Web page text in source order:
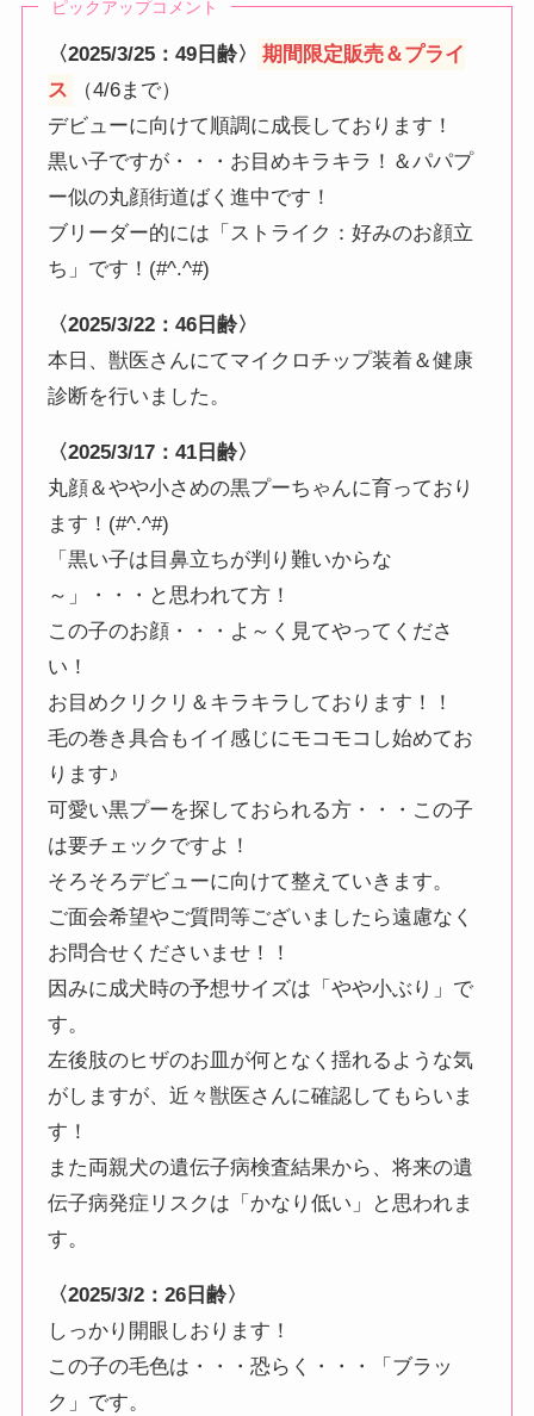
ピックアップコメント
〈2025/3/25：49日齢〉
期間限定販売＆プライ
ス
（4/6まで）
デビューに向けて順調に成長しております！
黒い子ですが・・・お目めキラキラ！＆パパプ
ー似の丸顔街道ばく進中です！
ブリーダー的には「ストライク：好みのお顔立
ち」です！(#^.^#)
〈2025/3/22：46日齢〉
本日、獣医さんにてマイクロチップ装着＆健康
診断を行いました。
〈2025/3/17：41日齢〉
丸顔＆やや小さめの黒プーちゃんに育っており
ます！(#^.^#)
「黒い子は目鼻立ちが判り難いからな
～」・・・と思われて方！
この子のお顔・・・よ～く見てやってくださ
い！
お目めクリクリ＆キラキラしております！！
毛の巻き具合もイイ感じにモコモコし始めてお
ります♪
可愛い黒プーを探しておられる方・・・この子
は要チェックですよ！
そろそろデビューに向けて整えていきます。
ご面会希望やご質問等ございましたら遠慮なく
お問合せくださいませ！！
因みに成犬時の予想サイズは「やや小ぶり」で
す。
左後肢のヒザのお皿が何となく揺れるような気
がしますが、近々獣医さんに確認してもらいま
す！
また両親犬の遺伝子病検査結果から、将来の遺
伝子病発症リスクは「かなり低い」と思われま
す。
〈2025/3/2：26日齢〉
しっかり開眼しおります！
この子の毛色は・・・恐らく・・・「ブラッ
ク」です。